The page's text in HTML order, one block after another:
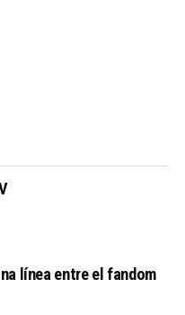
línea entre el fandom